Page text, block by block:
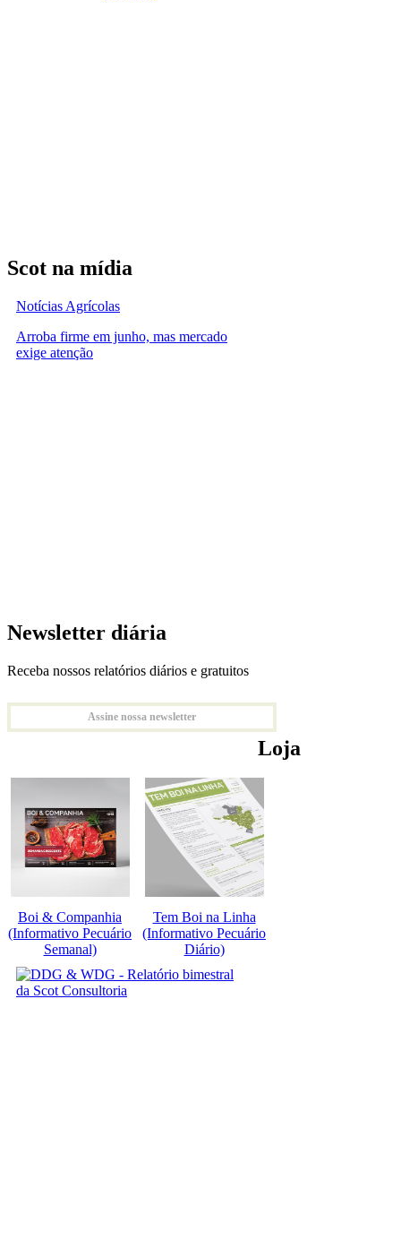
Scot na mídia
Notícias Agrícolas
Arroba firme em junho, mas mercado
exige atenção
Newsletter diária
Receba nossos relatórios diários e gratuitos
Assine nossa newsletter
Loja
Boi & Companhia
(Informativo Pecuário
Semanal)
Tem Boi na Linha
(Informativo Pecuário
Diário)